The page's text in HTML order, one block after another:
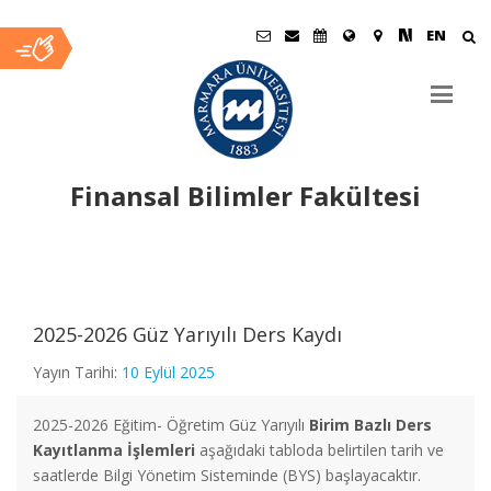
EN
Finansal Bilimler Fakültesi
İçerik
2025-2026 Güz Yarıyılı Ders Kaydı
Yayın Tarihi: 10 Eylül 2025
2025-2026 Eğitim- Öğretim Güz Yarıyılı Birim Bazlı Ders
Kayıtlanma İşlemleri aşağıdaki tabloda belirtilen tarih ve
saatlerde Bilgi Yönetim Sisteminde (BYS) başlayacaktır.